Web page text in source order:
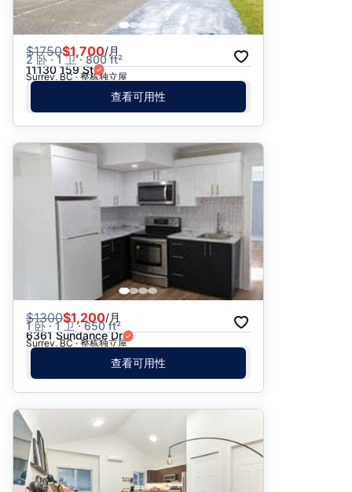
$1750$1,700/月
2 卧 · 1 卫 · 800 ft²
11130 159 St
Surrey, BC · 整栋独立屋
查看可用性
$1300$1,200/月
1 卧 · 1 卫 · 650 ft²
6361 Sundance Dr
Surrey, BC · 整栋独立屋
查看可用性